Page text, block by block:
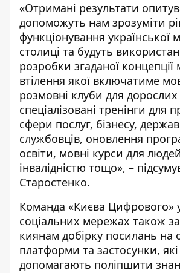
«Отримані результати
допоможуть нам зрозуміти
функціонування української
столиці та будуть
розробки згаданої концепції
втілення якої включатиме
розмовні клуби для дорослих
спеціалізовані тренінги для
сфери послуг, бізнесу,
службовців, оновлення
освіти, мовні курси для
інвалідністю тощо», –
Старостенко.
Команда «Києва Цифрового»
соціальних мережах також
киянам добірку посилань на
платформи та застосунки, які
допомагають поліпшити